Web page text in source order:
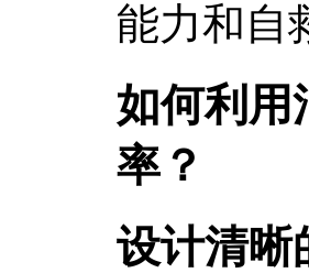
能力和自
如何利用
率？
设计清晰